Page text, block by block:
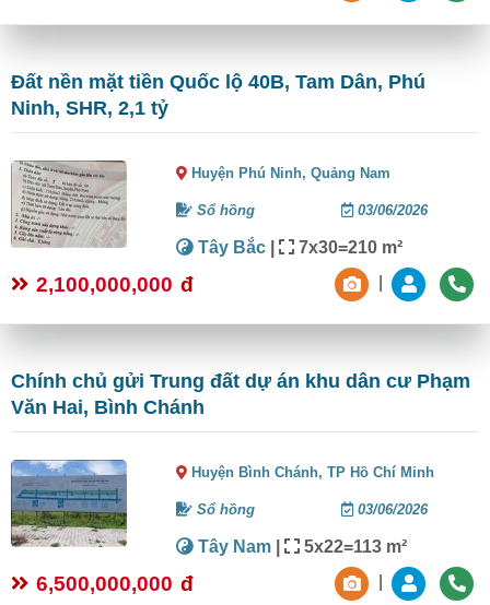
Đất nền mặt tiền Quốc lộ 40B, Tam Dân, Phú
Ninh, SHR, 2,1 tỷ
Huyện Phú Ninh,Quảng Nam
Sổ hồng 03/06/2026
Tây Bắc | 7x30=210 m²
2,100,000,000 đ
Chính chủ gửi Trung đất dự án khu dân cư Phạm
Văn Hai, Bình Chánh
Huyện Bình Chánh,TP Hồ Chí Minh
Sổ hồng 03/06/2026
Tây Nam | 5x22=113 m²
6,500,000,000 đ